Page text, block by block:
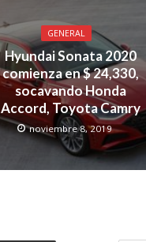
GENERAL
Hyundai Sonata 2020
comienza en $ 24,330,
socavando Honda
Accord, Toyota Camry
noviembre 8, 2019